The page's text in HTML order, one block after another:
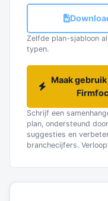
Zelfde plan-sjabloon
typen.
Maak
Schrijf een
plan, ondersteund
suggesties en
branchecijfers.